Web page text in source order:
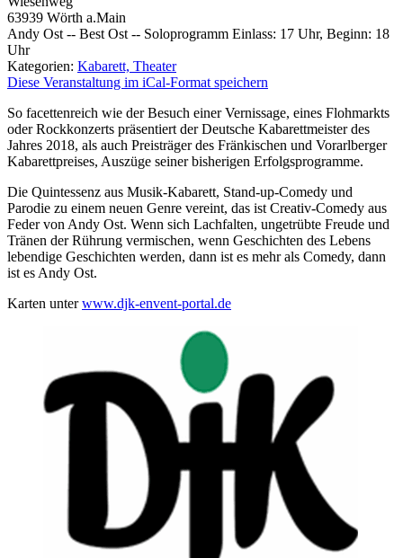
63939 Wörth a.Main
Andy Ost -- Best Ost -- Soloprogramm Einlass: 17 Uhr, Beginn: 18
Uhr
Kategorien: Kabarett, Theater
Diese Veranstaltung im iCal-Format speichern
So facettenreich wie der Besuch einer Vernissage, eines Flohmarkts
oder Rockkonzerts präsentiert der Deutsche Kabarettmeister des
Jahres 2018, als auch Preisträger des Fränkischen und Vorarlberger
Kabarettpreises, Auszüge seiner bisherigen Erfolgsprogramme.
Die Quintessenz aus Musik-Kabarett, Stand-up-Comedy und
Parodie zu einem neuen Genre vereint, das ist Creativ-Comedy aus
Feder von Andy Ost. Wenn sich Lachfalten, ungetrübte Freude und
Tränen der Rührung vermischen, wenn Geschichten des Lebens
lebendige Geschichten werden, dann ist es mehr als Comedy, dann
ist es Andy Ost.
Karten unterwww.djk-envent-portal.de